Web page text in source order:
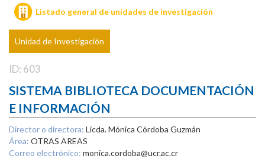
Listado general de unidades de investigación
Unidad de Investigación
ID: 603
SISTEMA BIBLIOTECA DOCUMENTACIÓN
E INFORMACIÓN
Director o directora: Licda. Mónica Córdoba Guzmán
Área: OTRAS AREAS
Correo electrónico: monica.cordoba@ucr.ac.cr